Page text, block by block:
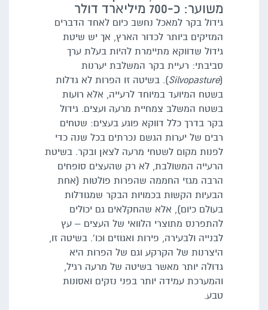
משוער: כ-700 מיליארד דולר
גידול בקר למאכל נחשב כיום לאחד הדברים
המזיקים ביותר לכדור הארץ, אך יש שיטת
גידול שדווקא מתיימרת להיות בעלת ערך
סביבתי: רעיית בקר המשלבת יערנות
(
Silvopasture). בשיטה זו הפרות לא גדלות
בשטח המיועד במיוחד לרעייה, אלא רועות
בשטח המשלב צמחיית מרעה ועצים. גידול
בקר בדרך כלל דווקא פוגע בעצים: שטחים
רבים של יערות הגשם נכרתים בכל שנה כדי
לפנות מקום לשטחי מרעה לצאן ובקר. בשיטת
הרעייה המשולבת, לא רק שהעצים סופחים
הרבה מגזי החממה שהפרות פולטות (אחת
הבעיות הקשות בכמויות הבקר שמגודלות
בעולם כיום), אלא שהחקלאים גם יכולים
להתפרנס מתוצרי הלוואי של העצים – עץ
לבנייה ולבעירה, פירות ואגוזים וכו'. בשיטה זו,
היצרנות של הקרקע וגם של הפרות היא
גדולה יותר מאשר בשיטה של מרעה רגיל,
והמערכת עמידה יותר בפני נזקים ואסונות
טבע.